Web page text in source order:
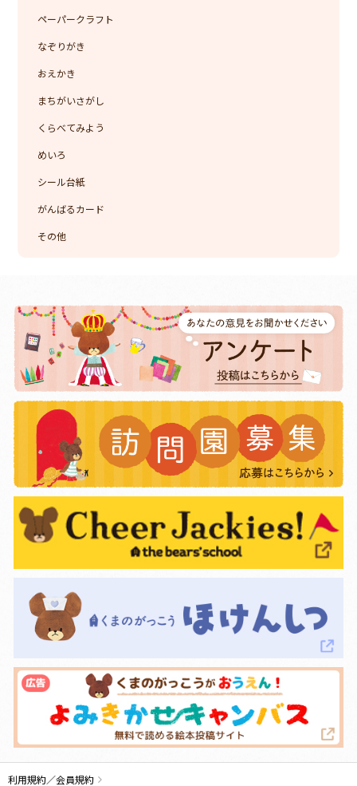
ペーパークラフト
なぞりがき
おえかき
まちがいさがし
くらべてみよう
めいろ
シール台紙
がんばるカード
その他
利用規約／会員規約